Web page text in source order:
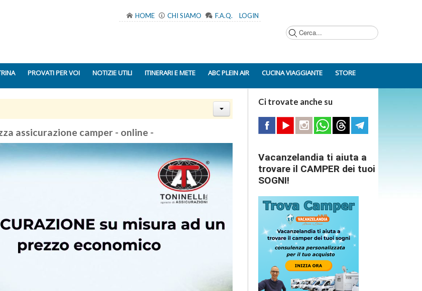
HOME CHI SIAMO F.A.Q. LOGIN
PROVATI PER VOI NOTIZIE UTILI ITINERARI E METE ABC PLEIN AIR CUCINA VIAGGIANTE STORE
assicurazione camper - online -
Ci trovate anche su
Vacanzelandia ti aiuta a
trovare il CAMPER dei tuoi
SOGNI!